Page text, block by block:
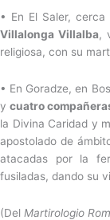
• En El Saler,
Villalonga Villalba,
religiosa, con su
• En Goradze, en
y cuatro
la Divina Caridad y
apostolado de
atacadas por la
fusiladas, dando su
(Del Martirologio